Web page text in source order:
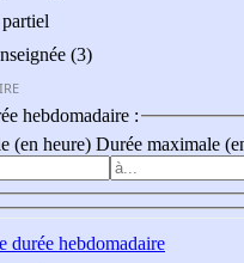
(3)
hebdomadaire :
(en heure) Durée maximale
durée hebdomadaire